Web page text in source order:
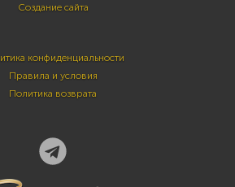
Создание сайта
конфиденциальности
Правила и условия
Политика возврата